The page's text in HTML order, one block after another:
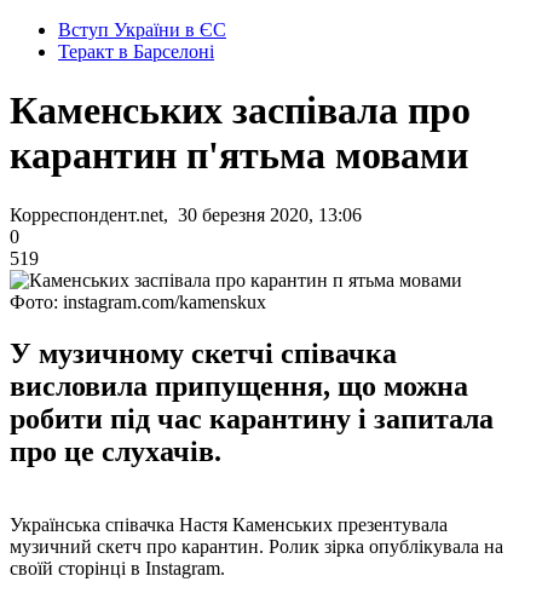
Вступ України в ЄС
Теракт в Барселоні
Каменських заспівала про
карантин п'ятьма мовами
Корреспондент.net, 30 березня 2020, 13:06
0
519
Фото: instagram.com/kamenskux
У музичному скетчі співачка
висловила припущення, що можна
робити під час карантину і запитала
про це слухачів.
Українська співачка Настя Каменських презентувала
музичний скетч про карантин. Ролик зірка опублікувала на
своїй сторінці в Instagram.